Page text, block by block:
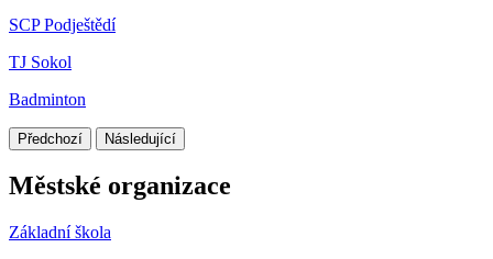
SCP Podještědí
TJ Sokol
Badminton
Předchozí Následující
Městské organizace
Základní škola